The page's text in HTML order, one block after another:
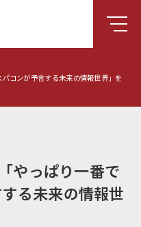
コンが予言する未来の情報世界」を
やっぱり一番で
る未来の情報世